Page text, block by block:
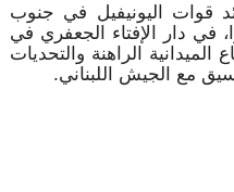
قوات اليونيفيل في جنوب
في دار الإفتاء الجعفري في
الراهنة والتحديات
مع الجيش اللبناني.